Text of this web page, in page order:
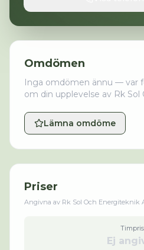
Omdömen
Inga omdömen ännu — var
om din upplevelse av Rk
Lämna omdöme
Priser
Angivna av Rk Sol Och Energiteknik
Timpris
Ej